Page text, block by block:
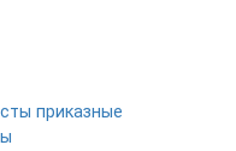
приказные